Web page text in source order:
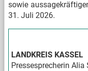
sowie
31. Juli 2026.
LANDKREIS KASSEL
Pressesprecherin Alia